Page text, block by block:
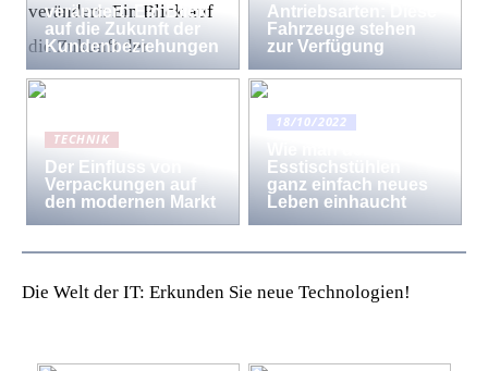
verändert: Ein Blick
auf die Zukunft der
Kundenbeziehungen
Antriebsarten: Diese
Fahrzeuge stehen
zur Verfügung
TECHNIK
Der Einfluss von
Verpackungen auf
den modernen Markt
18/10/2022
Esstischstühlen
ganz einfach neues
Leben einhaucht
Die Welt der IT: Erkunden Sie neue Technologien!